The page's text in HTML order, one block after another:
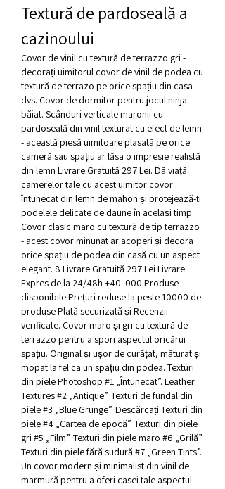
Textură de pardoseală a
cazinoului
Covor de vinil cu textură de terrazzo gri -
decorați uimitorul covor de vinil de podea cu
textură de terrazo pe orice spațiu din casa
dvs. Covor de dormitor pentru jocul ninja
băiat. Scânduri verticale maronii cu
pardoseală din vinil texturat cu efect de lemn
- această piesă uimitoare plasată pe orice
cameră sau spațiu ar lăsa o impresie realistă
din lemn Livrare Gratuită 297 Lei. Dă viață
camerelor tale cu acest uimitor covor
întunecat din lemn de mahon și protejează-ți
podelele delicate de daune în același timp.
Covor clasic maro cu textură de tip terrazzo
- acest covor minunat ar acoperi și decora
orice spațiu de podea din casă cu un aspect
elegant. 8 Livrare Gratuită 297 Lei Livrare
Expres de la 24/48h +40. 000 Produse
disponibile Prețuri reduse la peste 10000 de
produse Plată securizată și Recenzii
verificate. Covor maro și gri cu textură de
terrazzo pentru a spori aspectul oricărui
spațiu. Original și ușor de curățat, măturat și
mopat la fel ca un spațiu din podea. Texturi
din piele Photoshop #1 „Întunecat”. Leather
Textures #2 „Antique”. Texturi de fundal din
piele #3 „Blue Grunge”. Descărcați Texturi din
piele #4 „Cartea de epocă”. Texturi din piele
gri #5 „Film”. Texturi din piele maro #6 „Grilă”.
Texturi din piele fără sudură #7 „Green Tints”.
Un covor modern și minimalist din vinil de
marmură pentru a oferi casei tale aspectul